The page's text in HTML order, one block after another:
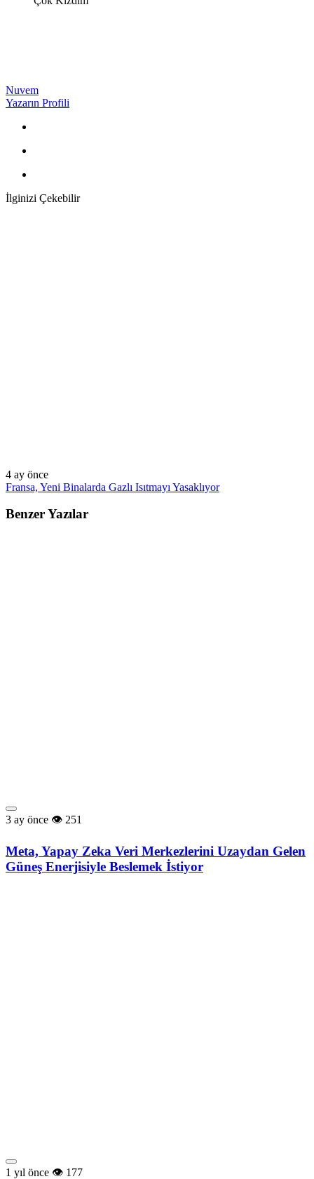
Nuvem
Yazarın Profili
İlginizi Çekebilir
4 ay önce
Fransa, Yeni Binalarda Gazlı Isıtmayı Yasaklıyor
Benzer Yazılar
3 ay önce 251
Meta, Yapay Zeka Veri Merkezlerini Uzaydan Gelen
Güneş Enerjisiyle Beslemek İstiyor
1 yıl önce 177